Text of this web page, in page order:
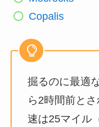
Copalis
掘るのに最適
ら2時間前と
速は25マイル